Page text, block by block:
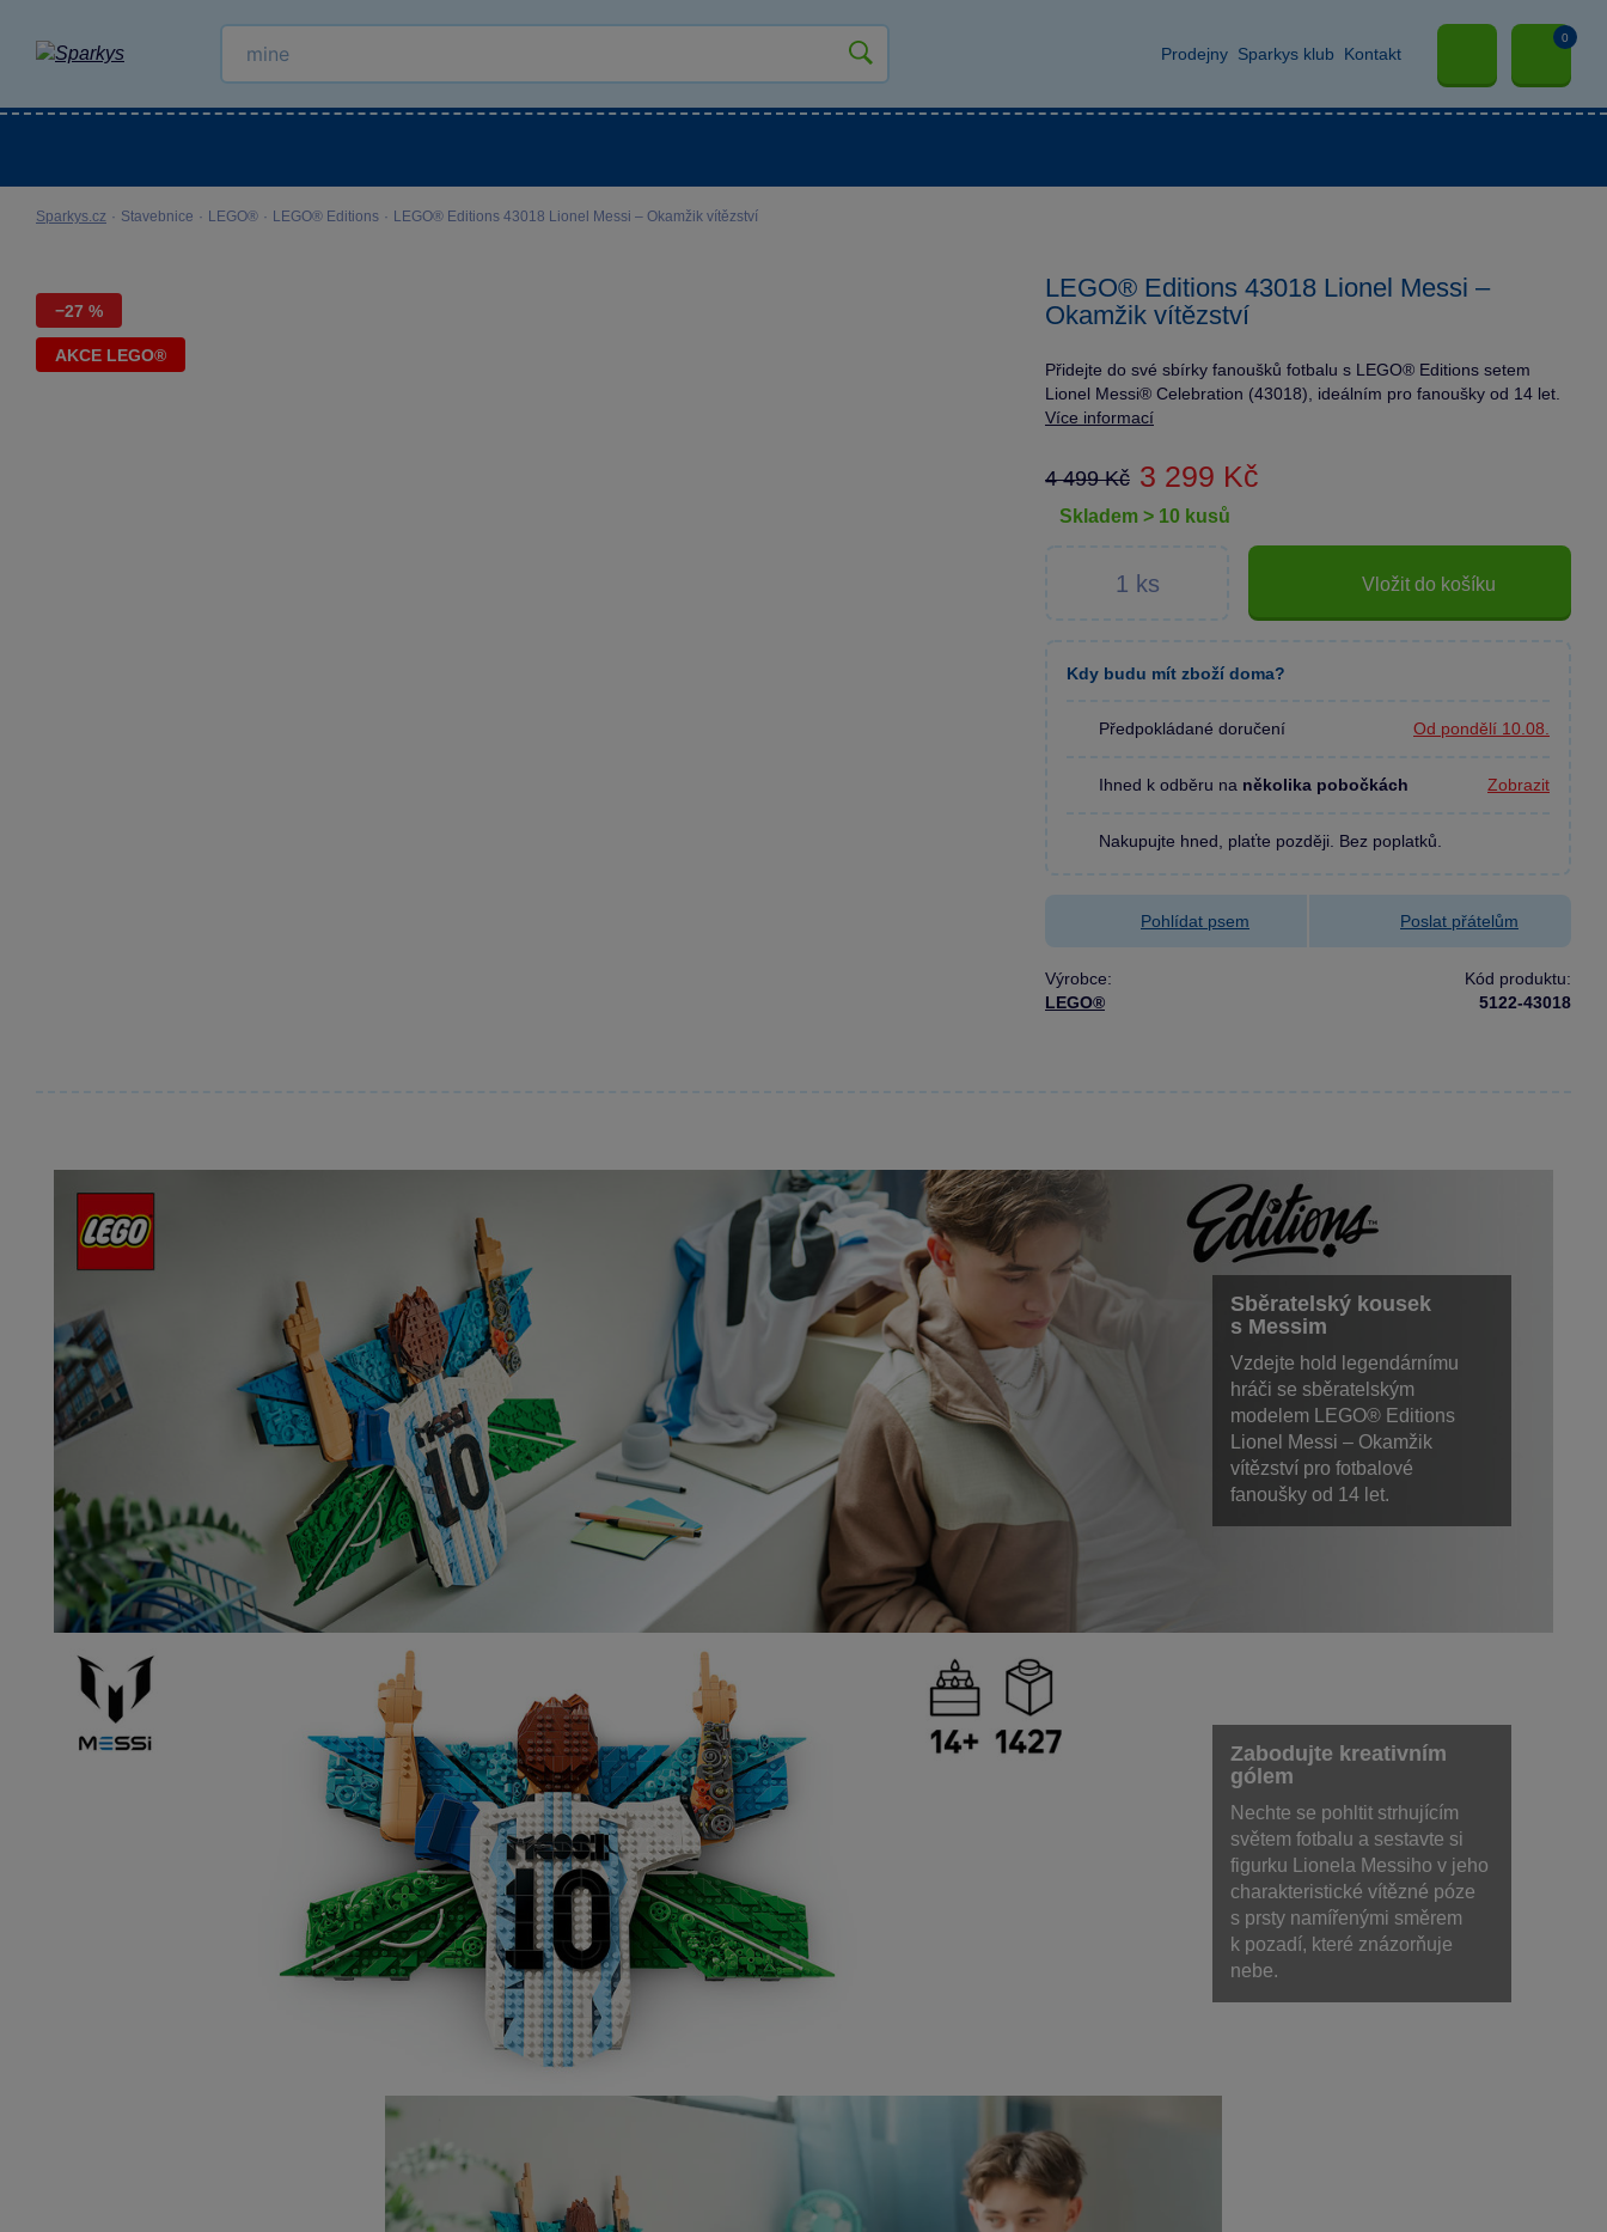
Prodejny Sparkys klub Kontakt
0
Sparkys.cz · Stavebnice · LEGO® · LEGO® Editions · LEGO® Editions 43018 Lionel Messi – Okamžik vítězství
−27 %
AKCE LEGO®
LEGO® Editions 43018 Lionel Messi –
Okamžik vítězství
Přidejte do své sbírky fanoušků fotbalu s LEGO® Editions setem
Lionel Messi® Celebration (43018), ideálním pro fanoušky od 14 let.
Více informací
4 499 Kč 3 299 Kč
skladem > 10 kusů
Vložit do košíku
Kdy budu mít zboží doma?
Předpokládané doručení Od pondělí 10.08.
Ihned k odběru na několika pobočkách Zobrazit
Nakupujte hned, plaťte později. Bez poplatků.
Pohlídat psem Poslat přátelům
Výrobce:
LEGO®
Kód produktu:
5122-43018
Sběratelský kousek
s Messim
Vzdejte hold legendárnímu
hráči se sběratelským
modelem LEGO® Editions
Lionel Messi – Okamžik
vítězství pro fotbalové
fanoušky od 14 let.
Zabodujte kreativním
gólem
Nechte se pohltit strhujícím
světem fotbalu a sestavte si
figurku Lionela Messiho v jeho
charakteristické vítězné póze
s prsty namířenými směrem
k pozadí, které znázorňuje
nebe.